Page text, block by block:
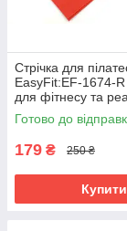
Стрічка для
EasyFit:EF-1674-R
для фітнесу та
Червоний
Готово до
179 ₴ 250 ₴
Купити